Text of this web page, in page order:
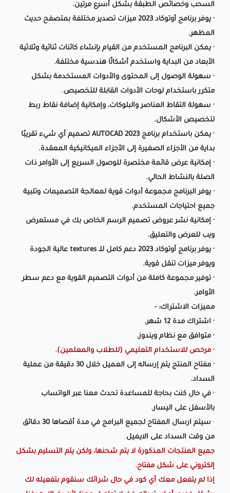
السحب وخصائص الطبقة بشكل أسرع مرتين.
· يوفر برنامج أوتوكاد 2023 ميزات تصدير مختلفة بمتصفح حديث
المظهر.
· يمكن البرنامج المستخدم من القيام بإنشاء كائنات ثنائية وثلاثية
الأبعاد من البداية واستخدم أشكالًا هندسية مختلفة.
· سهولة الوصول إلى المحتوى والأدوات المستخدمة بشكل
متكرر باستخدام لوحات الأدوات القابلة للتخصيص.
· سهولة التقاط العناصر والبلوكات، وإمكانية إضافة نقاط ربط
لتخصيص الأشكال.
· يمكن باستخدام برنامج AUTOCAD 2023 تصميم أي شيء تقريبًا
بداية من الأجزاء الصغيرة إلى الأجزاء الميكانيكية المعقدة.
· إمكانية عرض قائمة مختصرة للوصول السريع إلى الأوامر ذات
الصلة بالنشاط الحالي.
· يوفر البرنامج مجموعة أدوات قوية لمعالجة التصميمات وتلبية
جميع احتياجات المستخدم.
· إمكانية نشر عروض تصميم الرسم الخاص بك في مستعرض
ويب للعرض والتعليق.
· يوفر برنامج أوتوكاد 2023 دعم كامل للـ textures عالية الجودة
ويوفر ميزات تنقل قوية.
· توفير مجموعة كاملة من أدوات التصميم القوية مع دعم سطر
الأوامر.
مميزات الاشتراك: -
· اشتراك مدة 12 شهر.
· متوافق مع نظام ويندوز.
· مرخص للاستخدام التعليمي (للطلاب والمعلمين).
· مفتاح المنتج يتم إرساله إلى العميل خلال 30 دقيقة من عملية
السداد.
· في حال كنت بحاجة للمساعدة تحدث معنا عبر الواتساب
بالأسفل على اليسار.
·
سيتم ارسال المفتاح لجميع البرامج في مدة أقصاها 30 دقائق
من وقت السداد على الايميل.
جميع المنتجات المذكورة لا يتم شحنها، ولكن يتم التسليم بشكل
إلكتروني على شكل مفتاح.
إذا لم يتفعل معك أي كود في حال شرائك سنقوم بتفعيله لك